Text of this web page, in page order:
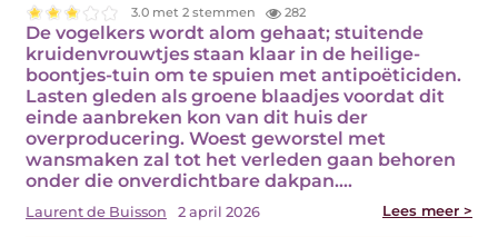
3.0 met 2 stemmen 282
De vogelkers wordt alom gehaat; stuitende
kruidenvrouwtjes staan klaar in de heilige-
boontjes-tuin om te spuien met antipoëticiden.
Lasten gleden als groene blaadjes voordat dit
einde aanbreken kon van dit huis der
overproducering. Woest geworstel met
wansmaken zal tot het verleden gaan behoren
onder die onverdichtbare dakpan.…
Laurent de Buisson 2 april 2026 Lees meer >